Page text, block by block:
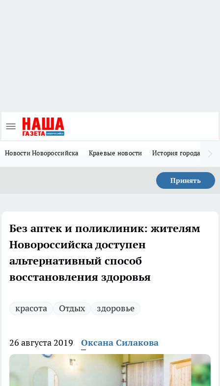
Новости Новороссийска Краевые новости История города Н
Принять
Без аптек и поликлиник: жителям
Новороссийска доступен
альтернативный способ
восстановления здоровья
красота Отдых здоровье
26 августа 2019 Оксана Силакова